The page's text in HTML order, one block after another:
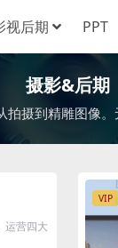
视后期 PPT
摄影&后期
摄到精雕图像
运营四大
VIP